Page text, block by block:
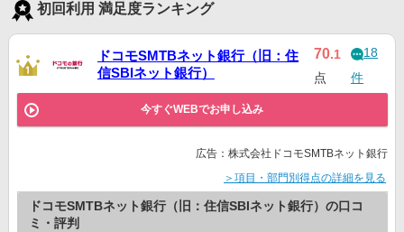
初回利用 満足度ランキング
ドコモSMTBネット銀行（旧：住
信SBIネット銀行）
70.1
点
18
件
今すぐWEBでお申し込み
広告：株式会社ドコモSMTBネット銀行
＞項目・部門別得点の詳細を見る
ドコモSMTBネット銀行（旧：住信SBIネット銀行）の口コ
ミ・評判